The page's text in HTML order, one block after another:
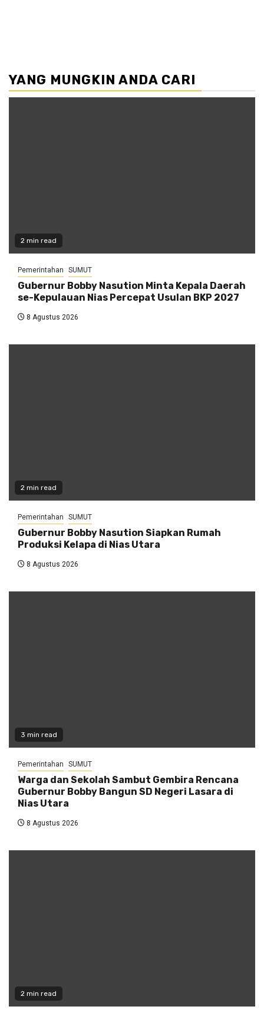
YANG MUNGKIN ANDA CARI
2 min read
Pemerintahan SUMUT
Gubernur Bobby Nasution Minta Kepala Daerah
se-Kepulauan Nias Percepat Usulan BKP 2027
8 Agustus 2026
2 min read
Pemerintahan SUMUT
Gubernur Bobby Nasution Siapkan Rumah
Produksi Kelapa di Nias Utara
8 Agustus 2026
3 min read
Pemerintahan SUMUT
Warga dan Sekolah Sambut Gembira Rencana
Gubernur Bobby Bangun SD Negeri Lasara di
Nias Utara
8 Agustus 2026
2 min read